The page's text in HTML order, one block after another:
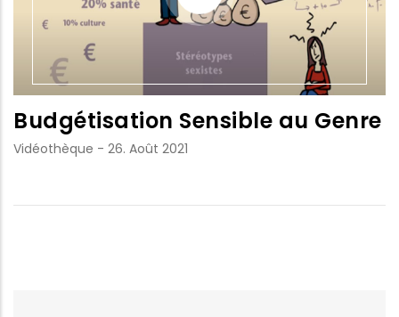
Budgétisation Sensible au Genre
Vidéothèque - 26. Août 2021